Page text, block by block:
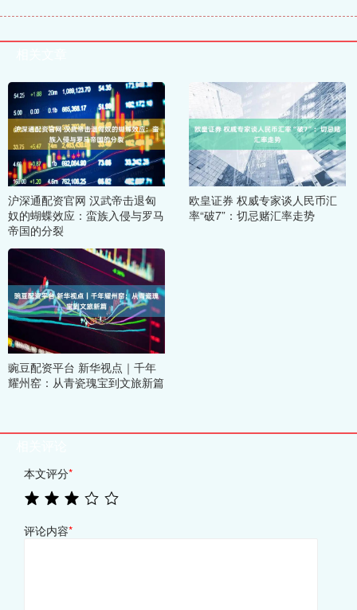
沪深通配资官网 汉武帝击退匈
奴的蝴蝶效应：蛮族入侵与罗马
帝国的分裂
欧皇证券 权威专家谈人民币汇
率“破7”：切忌赌汇率走势
豌豆配资平台 新华视点｜千年
耀州窑：从青瓷瑰宝到文旅新篇
本文评分*
评论内容*